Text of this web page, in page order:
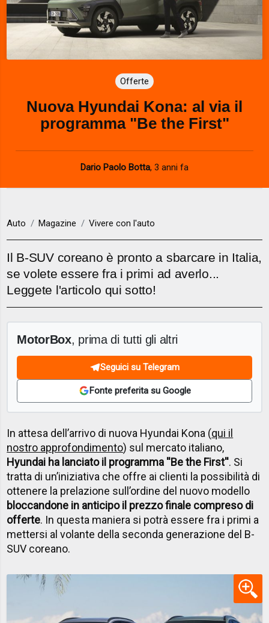
Offerte
Nuova Hyundai Kona: al via il
programma "Be the First"
Dario Paolo Botta, 3 anni fa
Auto Magazine Vivere con l'auto
Il B-SUV coreano è pronto a sbarcare in Italia,
se volete essere fra i primi ad averlo...
Leggete l'articolo qui sotto!
MotorBox, prima di tutti gli altri
Seguici su Telegram
Fonte preferita su Google
In attesa dell’arrivo di nuova Hyundai Kona (qui il
nostro approfondimento) sul mercato italiano,
Hyundai ha lanciato il programma ''Be the First''. Si
tratta di un’iniziativa che offre ai clienti la possibilità di
ottenere la prelazione sull’ordine del nuovo modello
bloccandone in anticipo il prezzo finale compreso di
offerte. In questa maniera si potrà essere fra i primi a
mettersi al volante della seconda generazione del B-
SUV coreano.